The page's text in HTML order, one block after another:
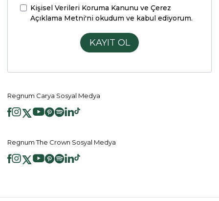
Kişisel Verileri Koruma Kanunu ve Çerez
Açıklama Metni'ni okudum ve kabul ediyorum.
KAYIT OL
Regnum Carya Sosyal Medya
Regnum The Crown Sosyal Medya